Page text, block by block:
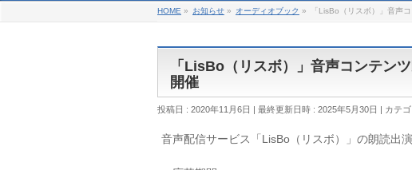
HOME » お知らせ » オーディオブック » 「LisBo（リスボ）」音声
「LisBo（リスボ）」音声コンテン
開催
投稿日 : 2020年11月6日 最終更新日時 : 2025年5月30日 カテ
音声配信サービス「LisBo（リスボ）」の朗読出